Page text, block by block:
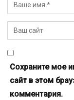
Сохраните мое
сайт в этом
комментария.